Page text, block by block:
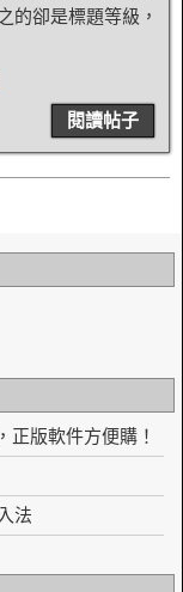
的卻是標題等級，
閱讀帖子
正版軟件方便購！
法